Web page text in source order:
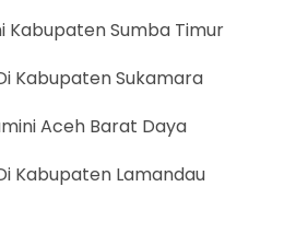
Kabupaten Sumba Timur
Kabupaten Sukamara
Aceh Barat Daya
Kabupaten Lamandau